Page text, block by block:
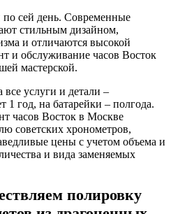
сей день. Современные
стильным дизайном,
и отличаются высокой
и обслуживание часов Восток
мастерской.
все услуги и детали –
1 год, на батарейки – полгода.
часов Восток в Москве
советских хронометров,
цены с учетом объема и
и вида заменяемых
полировку